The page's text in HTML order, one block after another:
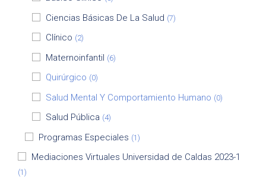
Ciencias Básicas De La Salud (7)
Clínico (2)
Maternoinfantil (6)
Quirúrgico (0)
Salud Mental Y Comportamiento Humano (0)
Salud Pública (4)
Programas Especiales (1)
Mediaciones Virtuales Universidad de Caldas 2023-1
(1)